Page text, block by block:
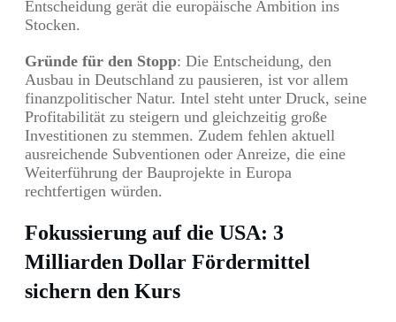
Entscheidung gerät die europäische Ambition ins
Stocken.
Gründe für den Stopp: Die Entscheidung, den
Ausbau in Deutschland zu pausieren, ist vor allem
finanzpolitischer Natur. Intel steht unter Druck, seine
Profitabilität zu steigern und gleichzeitig große
Investitionen zu stemmen. Zudem fehlen aktuell
ausreichende Subventionen oder Anreize, die eine
Weiterführung der Bauprojekte in Europa
rechtfertigen würden.
Fokussierung auf die USA: 3
Milliarden Dollar Fördermittel
sichern den Kurs